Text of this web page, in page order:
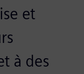
et
à des